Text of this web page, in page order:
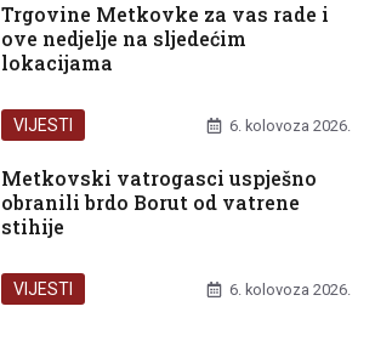
Trgovine Metkovke za vas rade i
ove nedjelje na sljedećim
lokacijama
VIJESTI 6. kolovoza 2026.
Metkovski vatrogasci uspješno
obranili brdo Borut od vatrene
stihije
VIJESTI 6. kolovoza 2026.